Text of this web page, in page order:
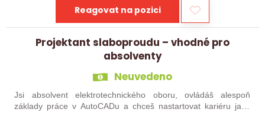
Reagovat na pozici
Projektant slaboproudu – vhodné pro
absolventy
Neuvedeno
Jsi absolvent elektrotechnického oboru, ovládáš alespoň
základy práce v AutoCADu a chceš nastartovat kariéru jako